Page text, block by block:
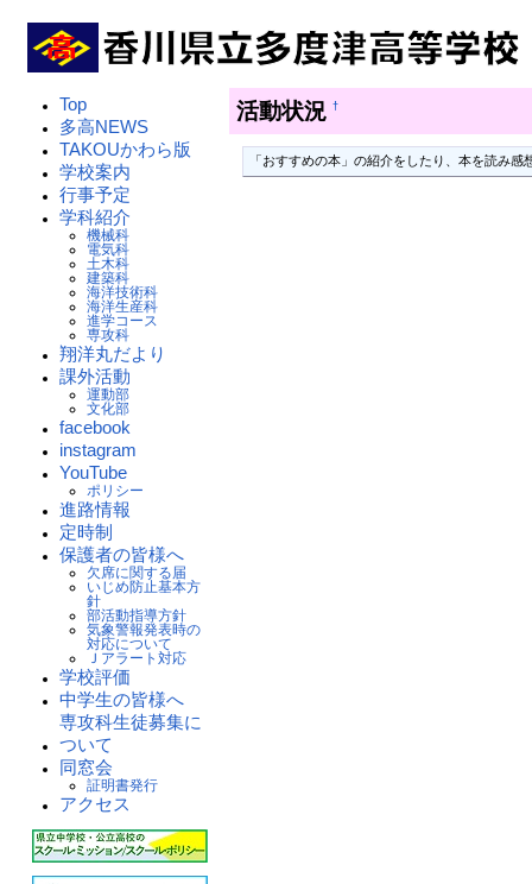
Top
多高NEWS
TAKOUかわら版
学校案内
行事予定
学科紹介
機械科
電気科
土木科
建築科
海洋技術科
海洋生産科
進学コース
専攻科
翔洋丸だより
課外活動
運動部
文化部
facebook
instagram
YouTube
ポリシー
進路情報
定時制
保護者の皆様へ
欠席に関する届
いじめ防止基本方
針
部活動指導方針
気象警報発表時の
対応について
Ｊアラート対応
学校評価
中学生の皆様へ
専攻科生徒募集に
ついて
同窓会
証明書発行
アクセス
活動状況 †
「おすすめの本」の紹介をしたり、本を読み